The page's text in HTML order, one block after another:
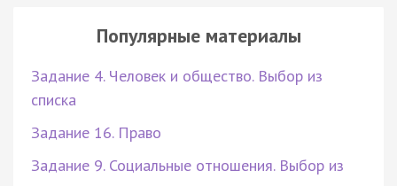
Популярные материалы
Задание 4. Человек и общество. Выбор из
списка
Задание 16. Право
Задание 9. Социальные отношения. Выбор из